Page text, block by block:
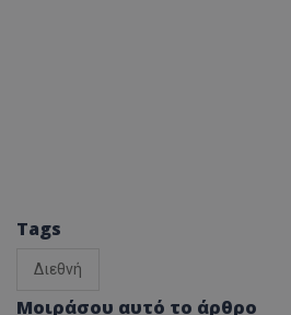
Tags
Διεθνή
Μοιράσου αυτό το άρθρο